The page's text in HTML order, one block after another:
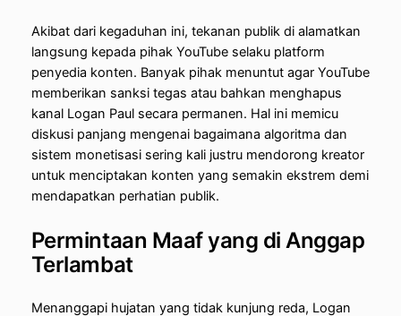
Akibat dari kegaduhan ini, tekanan publik di alamatkan
langsung kepada pihak YouTube selaku platform
penyedia konten. Banyak pihak menuntut agar YouTube
memberikan sanksi tegas atau bahkan menghapus
kanal Logan Paul secara permanen. Hal ini memicu
diskusi panjang mengenai bagaimana algoritma dan
sistem monetisasi sering kali justru mendorong kreator
untuk menciptakan konten yang semakin ekstrem demi
mendapatkan perhatian publik.
Permintaan Maaf yang di Anggap
Terlambat
Menanggapi hujatan yang tidak kunjung reda, Logan